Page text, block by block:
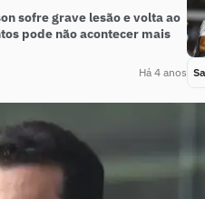
sofre grave lesão e volta ao
pode não acontecer mais
Há 4 anos